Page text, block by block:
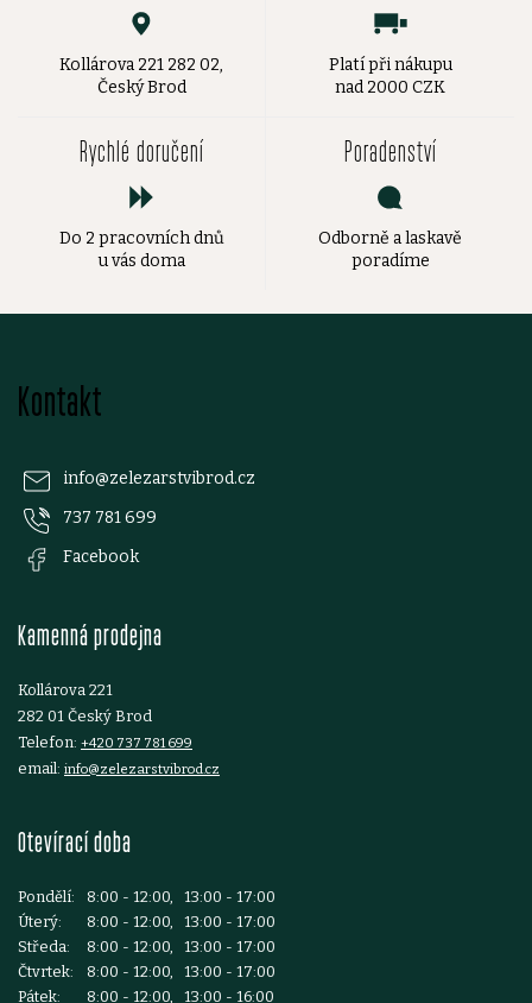
Kollárova 221 282 02,
Český Brod
Platí při nákupu
nad 2000 CZK
Rychlé doručení
Do 2 pracovních dnů
u vás doma
Poradenství
Odborně a laskavě
poradíme
Kontakt
info@zelezarstvibrod.cz
737 781 699
Facebook
Kamenná prodejna
Kollárova 221
282 01 Český Brod
Telefon: +420 737 781 699
email: info@zelezarstvibrod.cz
Otevírací doba
Pondělí:
8:00 - 12:00, 13:00 - 17:00
Úterý:
8:00 - 12:00, 13:00 - 17:00
Středa:
8:00 - 12:00, 13:00 - 17:00
Čtvrtek:
8:00 - 12:00, 13:00 - 17:00
Pátek:
8:00 - 12:00, 13:00 - 16:00